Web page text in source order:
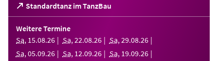
Standardtanz im TanzBau
(Öffnet
in
einem
neuen
Tab)
Weitere Termine
Sa, 15.08.26 Sa, 22.08.26 Sa, 29.08.26
Sa, 05.09.26 Sa, 12.09.26 Sa, 19.09.26